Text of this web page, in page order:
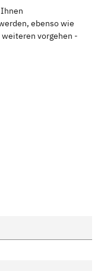
ebenso wie
weiteren vorgehen -